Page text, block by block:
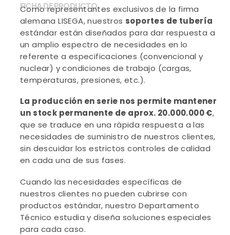
FICHA DE PRODUCTO
Como representantes exclusivos de la firma
alemana LISEGA, nuestros soportes de tubería
estándar están diseñados para dar respuesta a
un amplio espectro de necesidades en lo
referente a especificaciones (convencional y
nuclear) y condiciones de trabajo (cargas,
temperaturas, presiones, etc.).
La producción en serie nos permite mantener
un stock permanente de aprox. 20.000.000 €,
que se traduce en una rápida respuesta a las
necesidades de suministro de nuestros clientes,
sin descuidar los estrictos controles de calidad
en cada una de sus fases.
Cuando las necesidades específicas de
nuestros clientes no pueden cubrirse con
productos estándar, nuestro Departamento
Técnico estudia y diseña soluciones especiales
para cada caso.